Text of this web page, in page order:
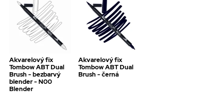
Akvarelový fix
Tombow ABT Dual
Brush - bezbarvý
blender - N00
Blender
Akvarelový fix
Tombow ABT Dual
Brush - černá